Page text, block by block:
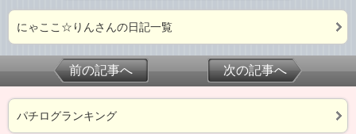
にゃここ☆りんさんの日記一覧
前の記事へ 次の記事へ
パチログランキング